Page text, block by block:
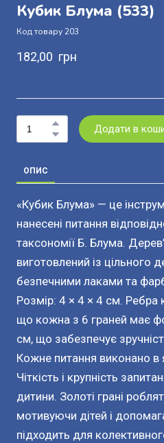
Кубик Блума (533)
Код товару 203
182,00  грн
Додати в
ОПИС
«Кубик Блума» — це
нанесені питання
таксономії Б. Блума.
виготовлений із цільного
безпечними лаками та
Розмір: 4 × 4 × 4 см. Ребра
що кожна з 6 граней має
см, що забезпечує
Кожне питання виконано в
Чіткість і крупність
дитини. Золоті грані
мотивуючи дітей і
підходить для